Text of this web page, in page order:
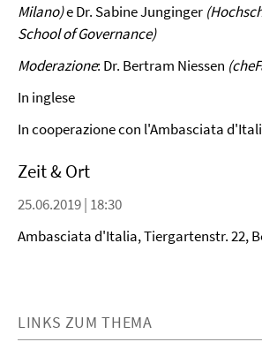
Milano)e Dr. Sabine Junginger
School of Governance)
Moderazione: Dr. Bertram Niessen
In inglese
In cooperazione con l'Ambasciata
Zeit & Ort
25.06.2019 | 18:30
Ambasciata d'Italia, Tiergartenstr. 22,
LINKS ZUM THEMA